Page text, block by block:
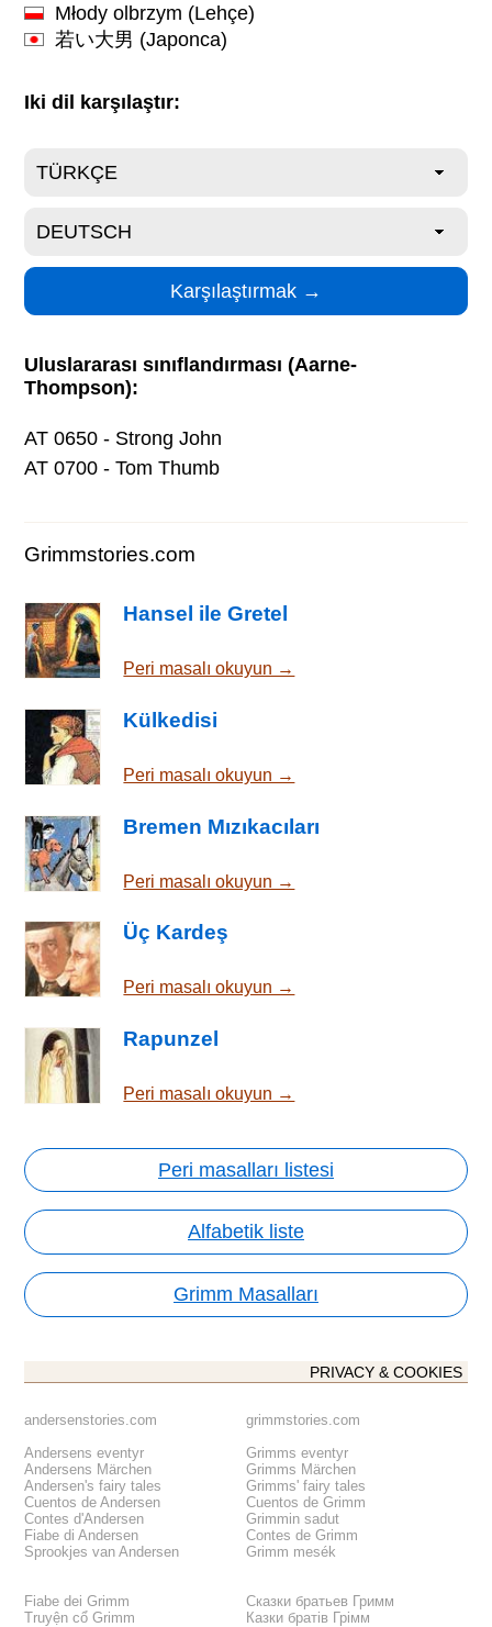
Młody olbrzym (Lehçe)
若い大男 (Japonca)
Iki dil karşılaştır:
Uluslararası sınıflandırması (Aarne-
Thompson):
AT 0650 - Strong John
AT 0700 - Tom Thumb
Grimmstories.com
Hansel ile Gretel
Peri masalı okuyun →
Külkedisi
Peri masalı okuyun →
Bremen Mızıkacıları
Peri masalı okuyun →
Üç Kardeş
Peri masalı okuyun →
Rapunzel
Peri masalı okuyun →
Peri masalları listesi
Alfabetik liste
Grimm Masalları
PRIVACY & COOKIES
andersenstories.com
Andersens eventyr
Andersens Märchen
Andersen's fairy tales
Cuentos de Andersen
Contes d'Andersen
Fiabe di Andersen
Sprookjes van Andersen
grimmstories.com
Grimms eventyr
Grimms Märchen
Grimms' fairy tales
Cuentos de Grimm
Grimmin sadut
Contes de Grimm
Grimm mesék
Fiabe dei Grimm
Truyện cổ Grimm
Сказки братьев Гримм
Казки братів Грімм